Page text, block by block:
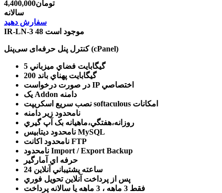
4,400,000تومان
سالانه
سفارش دهید
IR-LN-3
48 موجود است
کنترل پنل حرفه‌ای سی‌پنل (cPanel)
5 گيگابايت فضاي ميزباني
200 گيگابايت پهناي باند
در صورت درخواست
IP اختصاصي
یک Addon دامنه
نصب سريع اسکريپت softaculous امکانات
نامحدود زير دامنه
روزانه،هفتگي،ماهيانه بک آپ گيري
نامحدود ديتابيس MySQL
نامحدود اکانت FTP
نامحدود Import / Export Backup
حرفه اي آمارگير
24 ساعته پشتيباني آنلاين
پس از پرداخت آنلاين تحويل فوري
فقط 3 ماهه ، 3 ماهه يا سالانه
پرداخت